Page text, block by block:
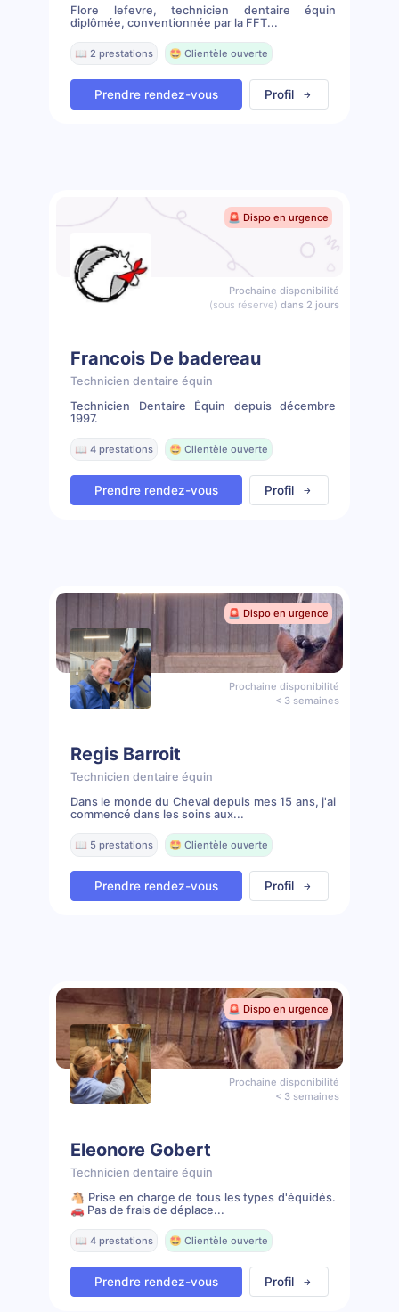
Flore lefevre, technicien dentaire équin
diplômée, conventionnée par la FFT...
📖 2 prestations 🤩 Clientèle ouverte
Prendre rendez-vous Profil
🚨 Dispo en urgence
Prochaine disponibilité
(sous réserve) dans 2 jours
Francois De badereau
Technicien dentaire équin
Technicien Dentaire Équin depuis décembre
1997.
📖 4 prestations 🤩 Clientèle ouverte
Prendre rendez-vous Profil
🚨 Dispo en urgence
Prochaine disponibilité
< 3 semaines
Regis Barroit
Technicien dentaire équin
Dans le monde du Cheval depuis mes 15 ans, j'ai
commencé dans les soins aux...
📖 5 prestations 🤩 Clientèle ouverte
Prendre rendez-vous Profil
🚨 Dispo en urgence
Prochaine disponibilité
< 3 semaines
Eleonore Gobert
Technicien dentaire équin
🐴 Prise en charge de tous les types d'équidés.
🚗 Pas de frais de déplace...
📖 4 prestations 🤩 Clientèle ouverte
Prendre rendez-vous Profil